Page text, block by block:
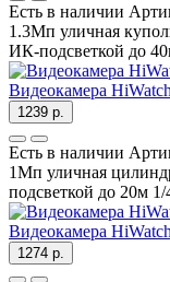
Есть в наличии
1.3Мп уличная
ИК-подсветкой до
Видеокамера
1239 р.
Есть в наличии
1Мп уличная
подсветкой до 20м
Видеокамера
1274 р.